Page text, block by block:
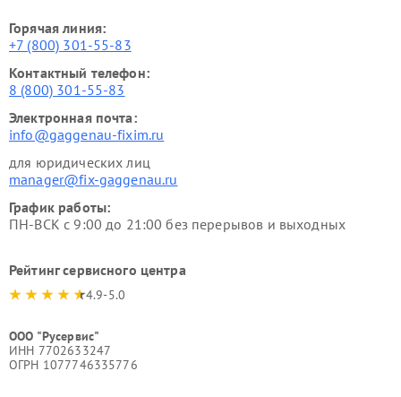
Горячая линия:
+7 (800) 301-55-83
Контактный телефон:
8 (800) 301-55-83
Электронная почта:
info@gaggenau-fixim.ru
для юридических лиц
manager@fix-gaggenau.ru
График работы:
ПН-ВСК с 9:00 до 21:00 без перерывов и выходных
Рейтинг сервисного центра
4.9-5.0
ООО "Русервис"
ИНН 7702633247
ОГРН 1077746335776